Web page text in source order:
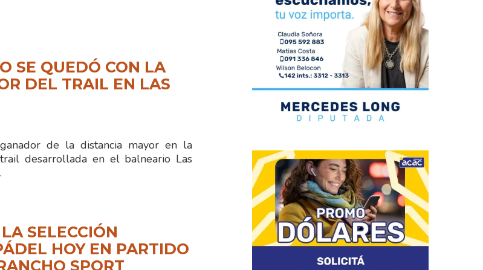
SE QUEDÓ CON LA
DEL TRAIL EN LAS
de la distancia mayor en la
desarrollada en el balneario Las
SELECCIÓN
HOY EN PARTIDO
SPORT